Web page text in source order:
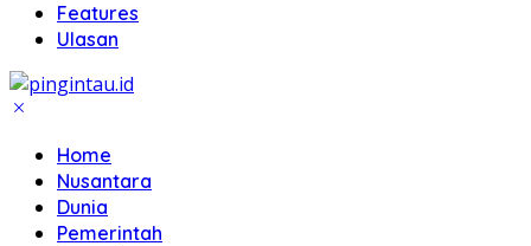
Features
Ulasan
Home
Nusantara
Dunia
Pemerintah